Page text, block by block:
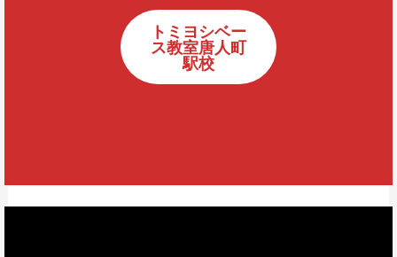
トミヨシベー
ス教室唐人町
駅校